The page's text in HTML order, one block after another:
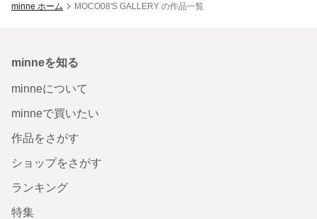
minne ホーム MOCO08'S GALLERY の作品一覧
minneを知る
minneについて
minneで買いたい
作品をさがす
ショップをさがす
ランキング
特集